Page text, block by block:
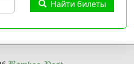
Найти билеты